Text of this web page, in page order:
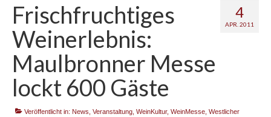
Veranstaltungen
Lage & Tradition
Probieren & Kaufen
Kontakt
4
APR. 2011
Frischfruchtiges
Weinerlebnis:
Maulbronner Messe
lockt 600 Gäste
Veröffentlicht in: News Veranstaltung WeinKultur, WeinMesse Westlicher